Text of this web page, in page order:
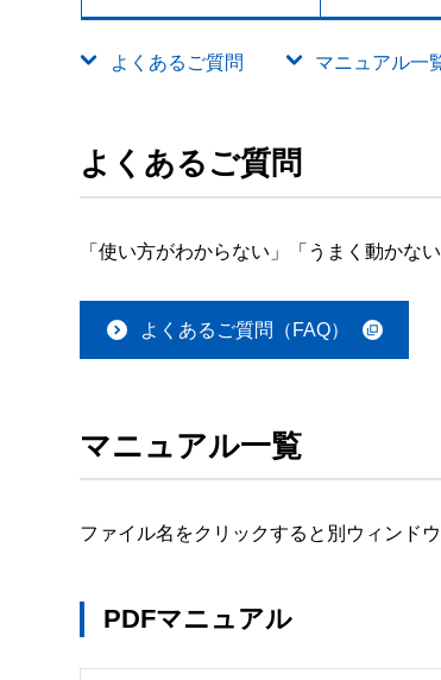
よくあるご質問 マニュアル一
よくあるご質問
「使い方がわからない」「うまく動かな
よくあるご質問（FAQ）
マニュアル一覧
ファイル名をクリックすると別ウィンドウ
PDFマニュアル